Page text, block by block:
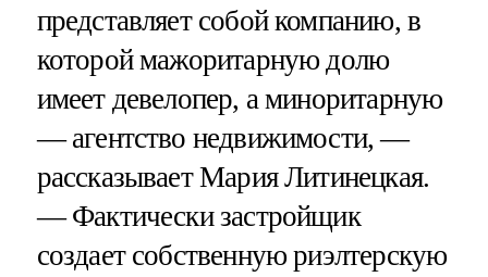
представляет собой компанию, в
которой мажоритарную долю
имеет девелопер, а миноритарную
— агентство недвижимости, —
рассказывает Мария Литинецкая.
— Фактически застройщик
создает собственную риэлтерскую